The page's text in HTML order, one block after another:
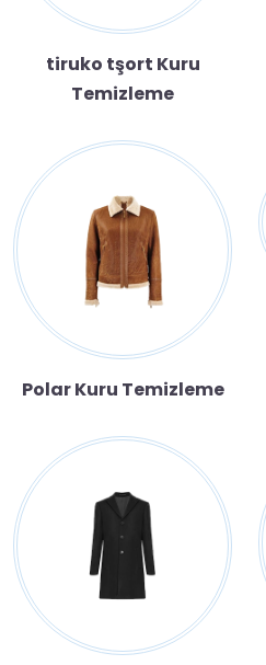
tiruko tşort Kuru
Temizleme
Polar Kuru Temizleme